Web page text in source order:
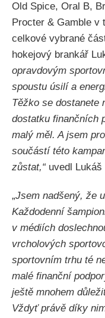
Old Spice, Oral B,
Procter & Gamble v
celkové vybrané
hokejový brankář
opravdovým
spoustu úsilí a
Těžko se dostanete
dostatku finančních
malý měl. A jsem
součástí této
zůstat,“ uvedl Lukáš
„Jsem nadšený, že
Každodenní
v médiích
vrcholových
sportovním trhu té
malé finanční
ještě mnohem
Vždyť právě díky